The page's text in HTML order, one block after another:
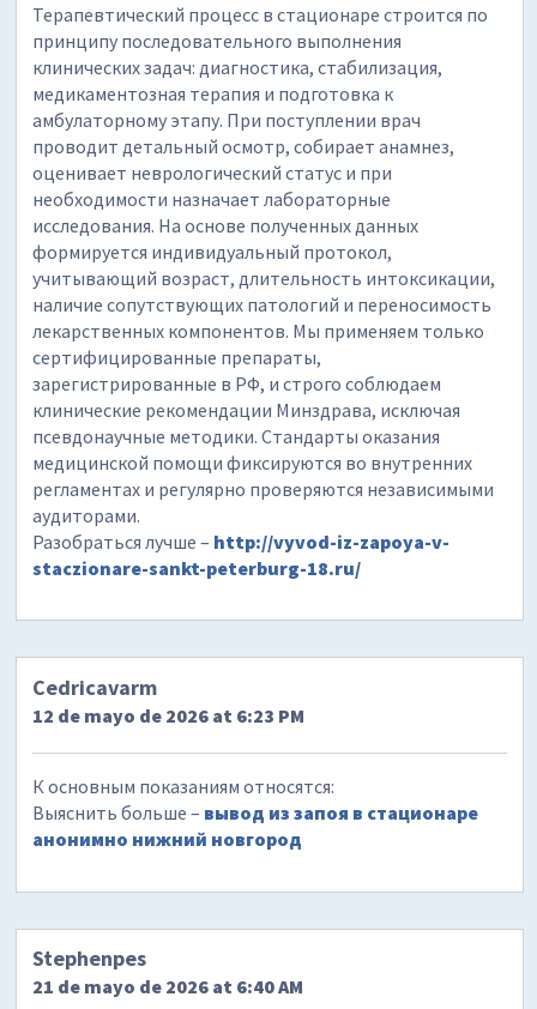
Терапевтический процесс в стационаре строится по
принципу последовательного выполнения
клинических задач: диагностика, стабилизация,
медикаментозная терапия и подготовка к
амбулаторному этапу. При поступлении врач
проводит детальный осмотр, собирает анамнез,
оценивает неврологический статус и при
необходимости назначает лабораторные
исследования. На основе полученных данных
формируется индивидуальный протокол,
учитывающий возраст, длительность интоксикации,
наличие сопутствующих патологий и переносимость
лекарственных компонентов. Мы применяем только
сертифицированные препараты,
зарегистрированные в РФ, и строго соблюдаем
клинические рекомендации Минздрава, исключая
псевдонаучные методики. Стандарты оказания
медицинской помощи фиксируются во внутренних
регламентах и регулярно проверяются независимыми
аудиторами.
Разобраться лучше – http://vyvod-iz-zapoya-v-
staczionare-sankt-peterburg-18.ru/
Cedricavarm
12 de mayo de 2026 at 6:23 PM
К основным показаниям относятся:
Выяснить больше – вывод из запоя в стационаре
анонимно нижний новгород
Stephenpes
21 de mayo de 2026 at 6:40 AM